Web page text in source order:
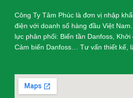
Công Ty Tâm Phúc là đơn vị nhập
điện với doanh số hàng đầu Việt
lực phân phối: Biến tần Danfoss,
Cảm biến Danfoss… Tư vấn thiết kế,